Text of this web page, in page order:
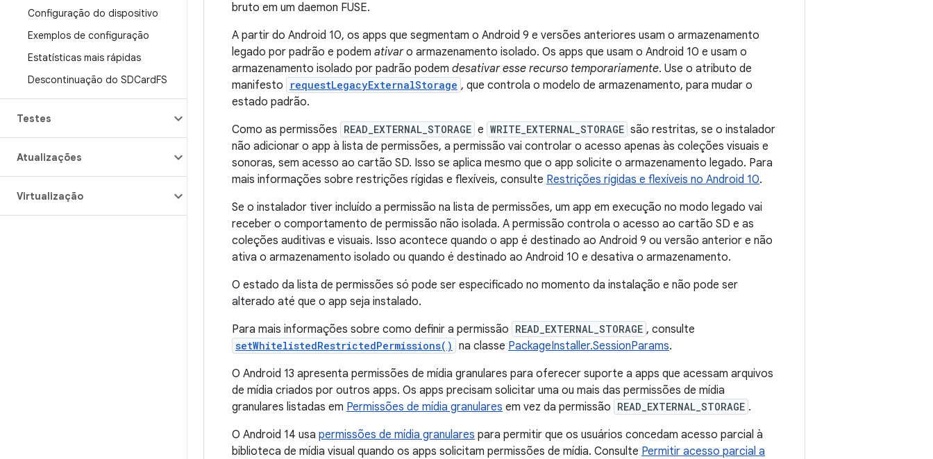
Configuração do dispositivo
Exemplos de configuração
Estatísticas mais rápidas
Descontinuação do SDCardFS
Testes
Atualizações
Virtualização
bruto em um daemon FUSE.
A partir do Android 10, os apps que segmentam o Android 9 e versões anteriores usam o armazenamento
legado por padrão e podem ativaro armazenamento isolado. Os apps que usam o Android 10 e usam o
armazenamento isolado por padrão podem desativar esse recurso temporariamente. Use o atributo de
manifesto
requestLegacyExternalStorage , que controla o modelo de armazenamento, para mudar o
estado padrão.
Como as permissões READ_EXTERNAL_STORAGE e WRITE_EXTERNAL_STORAGE são restritas, se o instalador
não adicionar o app à lista de permissões, a permissão vai controlar o acesso apenas às coleções visuais e
sonoras, sem acesso ao cartão SD. Isso se aplica mesmo que o app solicite o armazenamento legado. Para
mais informações sobre restrições rígidas e flexíveis, consulte Restrições rígidas e flexíveis no Android 10.
Se o instalador tiver incluído a permissão na lista de permissões, um app em execução no modo legado vai
receber o comportamento de permissão não isolada. A permissão controla o acesso ao cartão SD e as
coleções auditivas e visuais. Isso acontece quando o app é destinado ao Android 9 ou versão anterior e não
ativa o armazenamento isolado ou quando é destinado ao Android 10 e desativa o armazenamento.
O estado da lista de permissões só pode ser especificado no momento da instalação e não pode ser
alterado até que o app seja instalado.
Para mais informações sobre como definir a permissão READ_EXTERNAL_STORAGE , consulte
setWhitelistedRestrictedPermissions() na classe PackageInstaller.SessionParams.
O Android 13 apresenta permissões de mídia granulares para oferecer suporte a apps que acessam arquivos
de mídia criados por outros apps. Os apps precisam solicitar uma ou mais das permissões de mídia
granulares listadas em Permissões de mídia granulares em vez da permissão READ_EXTERNAL_STORAGE .
O Android 14 usa permissões de mídia granulares para permitir que os usuários concedam acesso parcial à
biblioteca de mídia visual quando os apps solicitam permissões de mídia. Consulte Permitir acesso parcial a